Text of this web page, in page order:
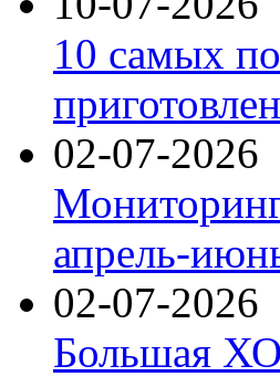
10 самых
02-07-2026
апрель-
02-07-2026
Большая